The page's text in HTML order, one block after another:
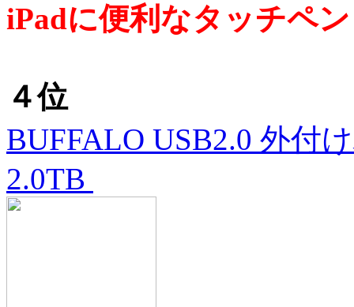
iPadに便利なタッチペン
４位
BUFFALO USB2.0 外付
2.0TB